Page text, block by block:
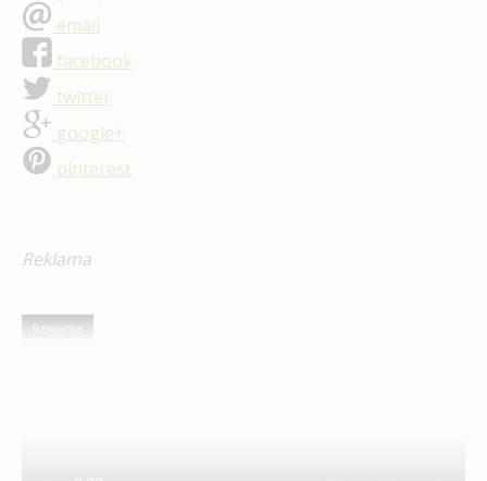
email
facebook
twitter
google+
pinterest
Reklama
Reklama